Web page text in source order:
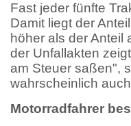
Fast jeder fünfte
Damit liegt der
höher als der Anteil
der Unfallakten
am Steuer saßen",
wahrscheinlich
Motorradfahrer